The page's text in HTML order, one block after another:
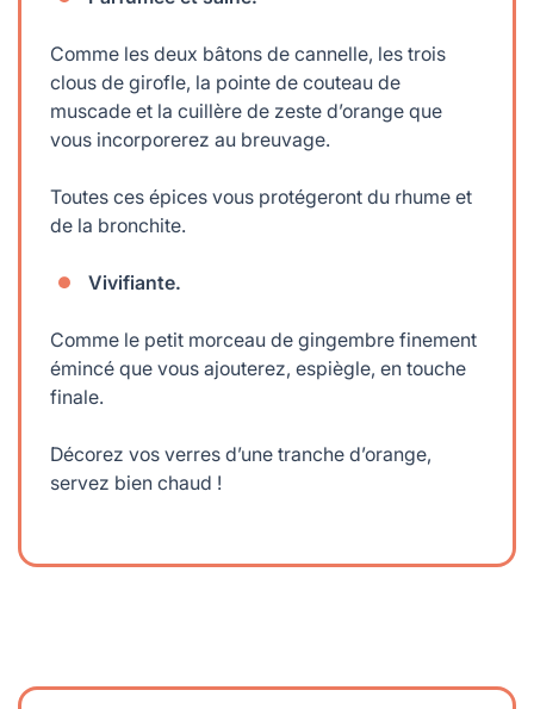
Comme les deux bâtons de cannelle, les trois
clous de girofle, la pointe de couteau de
muscade et la cuillère de zeste d’orange que
vous incorporerez au breuvage.
Toutes ces épices vous protégeront du rhume et
de la bronchite.
Vivifiante.
Comme le petit morceau de gingembre finement
émincé que vous ajouterez, espiègle, en touche
finale.
Décorez vos verres d’une tranche d’orange,
servez bien chaud !